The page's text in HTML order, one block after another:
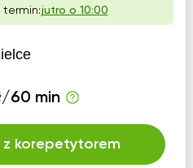
termin:jutro o 10:00
60 min
z korepetytorem